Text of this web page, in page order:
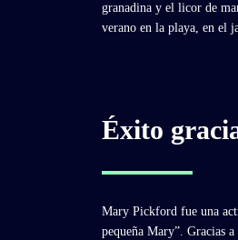
granadina y el licor de
verano en la playa, en el
Éxito
Mary Pickford fue una
pequeña Mary”. Gracias